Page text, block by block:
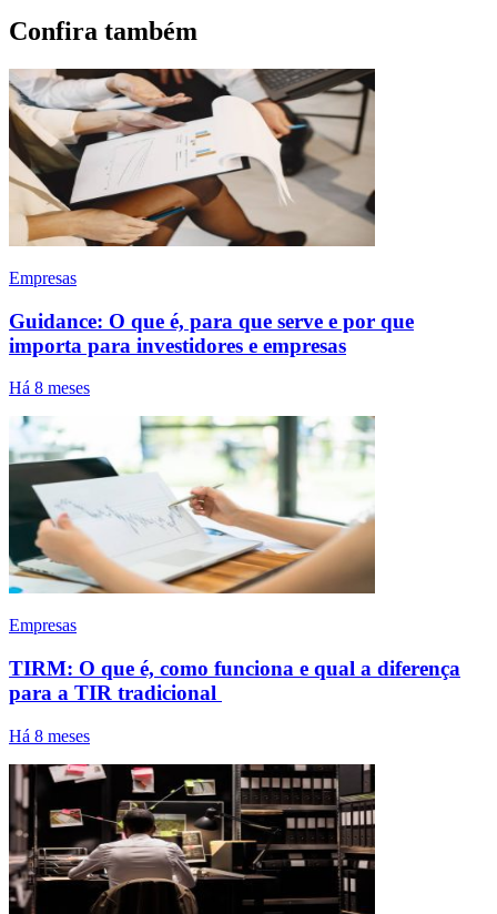
Confira também
Empresas
Guidance: O que é, para que serve e por que
importa para investidores e empresas
Há 8 meses
Empresas
TIRM: O que é, como funciona e qual a diferença
para a TIR tradicional
Há 8 meses